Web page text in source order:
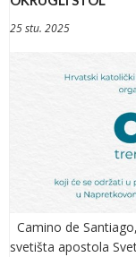
25 stu. 2025
Camino de
svetišta apostola